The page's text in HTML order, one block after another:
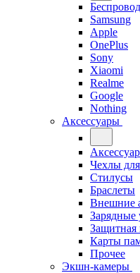
Samsung
Apple
OnePlus
Sony
Xiaomi
Realme
Google
Nothing
Аксессуары
Чехлы
Стилусы
Браслеты
Внешние
Зарядные
Защитная
Карты
Прочее
Экшн-камеры